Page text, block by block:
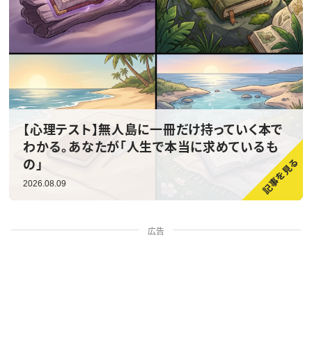
【心理テスト】無人島に一冊だけ持っていく本で
わかる。あなたが「人生で本当に求めているも
の」
2026.08.09
広告